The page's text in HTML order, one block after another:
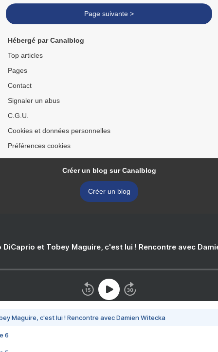
Page suivante >
Hébergé par Canalblog
Top articles
Pages
Contact
Signaler un abus
C.G.U.
Cookies et données personnelles
Préférences cookies
Créer un blog sur Canalblog
Créer un blog
DiCaprio et Tobey Maguire, c'est lui ! Rencontre avec
Maguire, c'est lui ! Rencontre avec Damien Witecka
6